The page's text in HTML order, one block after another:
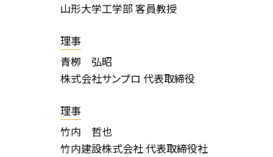
山形大学工学部 客員教授
理事
青栁 弘昭
株式会社サンプロ 代表取締役
理事
竹内 哲也
竹内建設株式会社 代表取締役社